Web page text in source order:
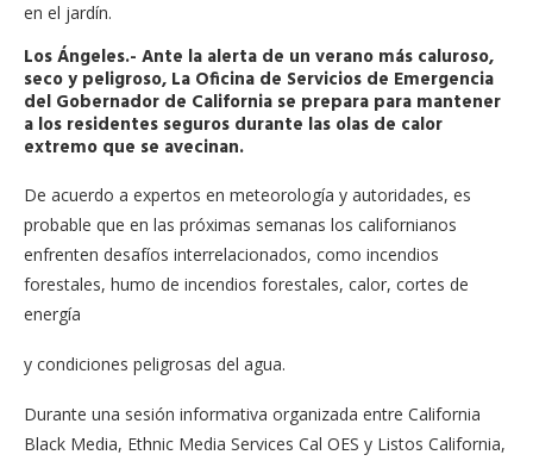
en el jardín.
Los Ángeles.- ​Ante la alerta de un verano más caluroso,
seco y peligroso, La Oficina de Servicios de Emergencia
del Gobernador de California se prepara para mantener
a los residentes seguros durante las olas de calor
extremo que se avecinan.
De acuerdo a expertos en meteorología y autoridades, es
probable que en las próximas semanas los californianos
enfrenten desafíos interrelacionados, como incendios
forestales, humo de incendios forestales, calor, cortes de
energía
y condiciones peligrosas del agua.
Durante una sesión informativa organizada entre California
Black Media, Ethnic Media Services Cal OES y Listos California,